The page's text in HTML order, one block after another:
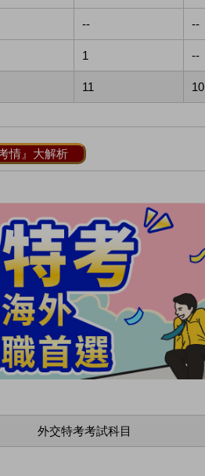
-- --
1 --
11 10
情』大解析
外交特考考試科目